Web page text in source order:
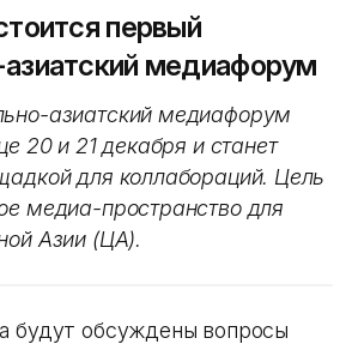
первый
медиафорум
азиатский медиафорум
20 и 21 декабря и станет
для коллабораций. Цель
медиа-пространство для
Азии (ЦА).
будут обсуждены вопросы